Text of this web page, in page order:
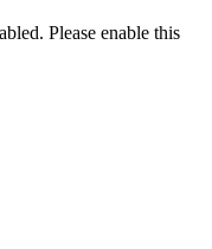
Please enable this